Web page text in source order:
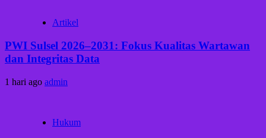
Artikel
PWI Sulsel 2026–2031: Fokus Kualitas Wartawan
dan Integritas Data
1 hari ago admin
Hukum